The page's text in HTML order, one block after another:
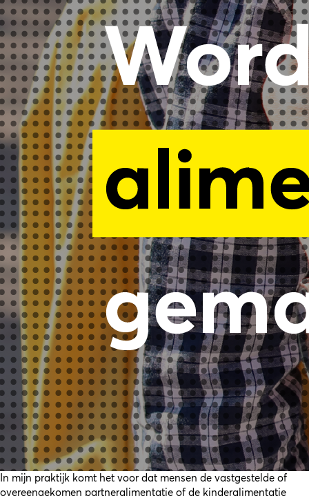
In mijn praktijk komt het voor dat mensen de vastgestelde of
overeengekomen partneralimentatie of de kinderalimentatie